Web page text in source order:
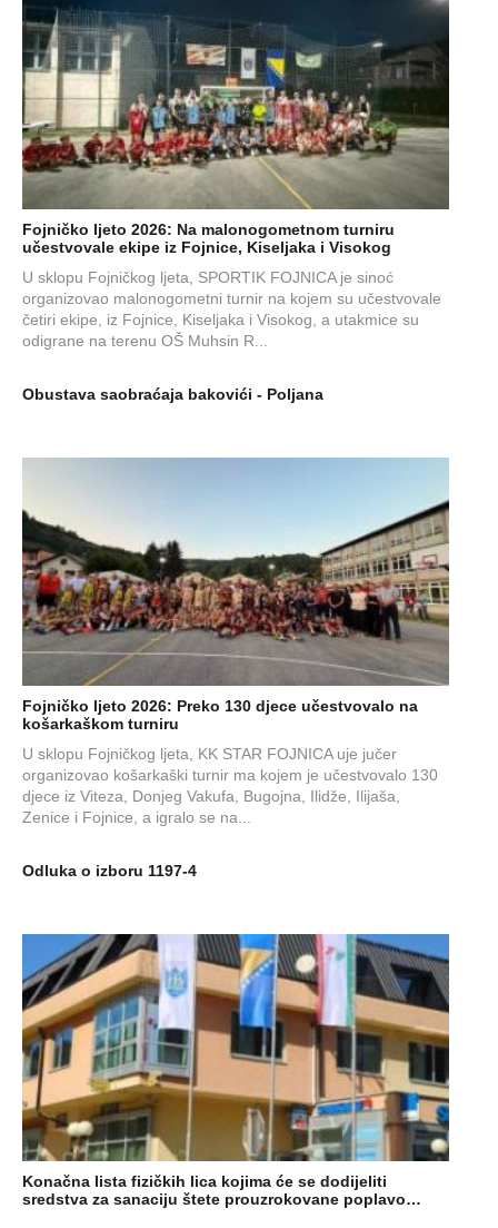
Fojničko ljeto 2026: Na malonogometnom turniru
učestvovale ekipe iz Fojnice, Kiseljaka i Visokog
U sklopu Fojničkog ljeta, SPORTIK FOJNICA je sinoć
organizovao malonogometni turnir na kojem su učestvovale
četiri ekipe, iz Fojnice, Kiseljaka i Visokog, a utakmice su
odigrane na terenu OŠ Muhsin R...
Obustava saobraćaja bakovići - Poljana
Fojničko ljeto 2026: Preko 130 djece učestvovalo na
košarkaškom turniru
U sklopu Fojničkog ljeta, KK STAR FOJNICA uje jučer
organizovao košarkaški turnir ma kojem je učestvovalo 130
djece iz Viteza, Donjeg Vakufa, Bugojna, Ilidže, Ilijaša,
Zenice i Fojnice, a igralo se na...
Odluka o izboru 1197-4
Konačna lista fizičkih lica kojima će se dodijeliti
sredstva za sanaciju štete prouzrokovane poplavo…